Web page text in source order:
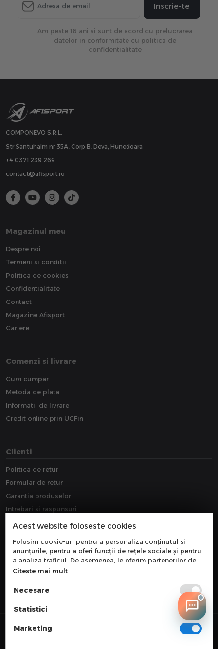
Inscrie-te
Am peste 16 ani si sunt de acord cu prelucrarea
datelor in conformitate cu politica de
confidentialitate
COMPONEVO S.R.L.
Str Santuhalm nr 35A, Corp B, Deva, Hunedoara
+4 0371 239 269
contact@afisport.ro
Magazinul meu
Despre noi
Termeni si conditii
Politica de cookies
Confidentialitate
Contact
Magazine Afisport
Cariere
Comenzi si livrare
Cum cumpar
Metoda de plata
Informatii de livrare
Credit online prin UCFin
Clienti
Politica de retur
Formular de retur
Garantia produselor
Intrebari si raspunsuri
Downloads
Acest website foloseste cookies
Folosim cookie-uri pentru a personaliza conținutul și
anunțurile, pentru a oferi funcții de rețele sociale și pentru
a analiza traficul. De asemenea, le oferim partenerilor de
rețele sociale, de publicitate și de analize informații cu
privire la modul în care folosiți site-ul nostru. Aceștia le
pot combina cu alte informații oferite de dvs. sau culese în
Citeste mai mult
Necesare
Statistici
Marketing